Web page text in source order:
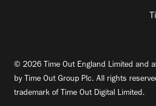
© 2026 Time Out England Limited and
by Time Out Group Plc. All rights
trademark of Time Out Digital Limited.